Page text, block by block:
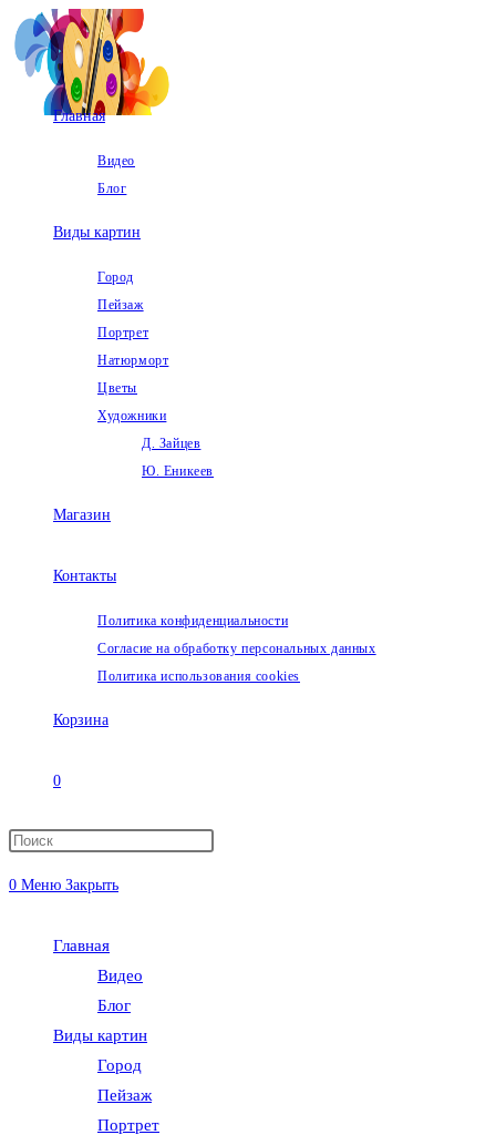
Перейти
к
содержимому
Главная
Видео
Блог
Виды картин
Город
Пейзаж
Портрет
Натюрморт
Цветы
Художники
Д. Зайцев
Ю. Еникеев
Магазин
Контакты
Политика конфиденциальности
Согласие на обработку персональных данных
Политика использования cookies
Корзина
0
Переключить
0 Меню Закрыть
Главная
Видео
Блог
Виды картин
Город
Пейзаж
Портрет